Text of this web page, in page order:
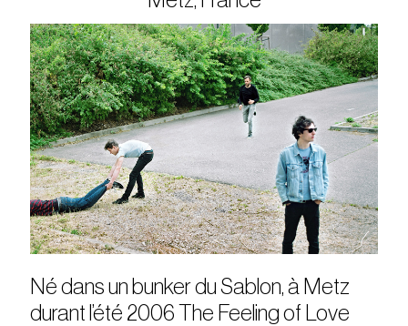
tickets
le sucre max
partenariats
privatisations
Né dans un bunker du Sablon, à Metz
durant l’été 2006 The Feeling of Love